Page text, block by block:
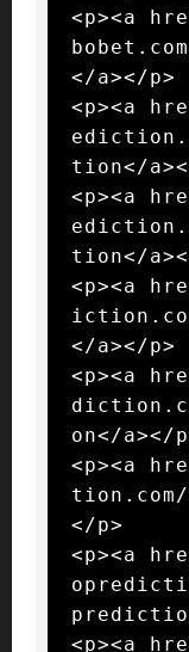
<p><a
</a></p>
<p><a
tion</
<p><a
tion</
<p><a
</a></p>
<p><a
on</a></
<p><a
</p>
<p><a
<p><a